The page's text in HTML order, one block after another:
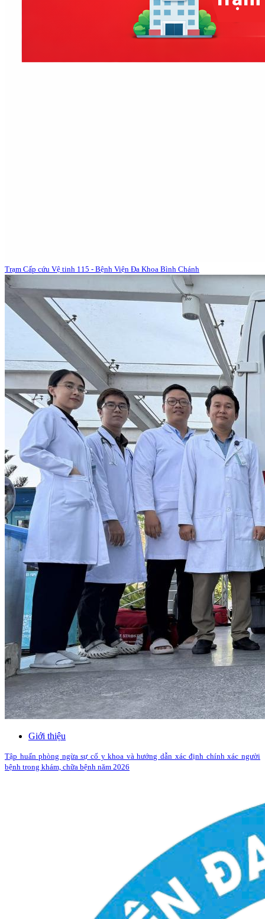
Trạm Cấp cứu Vệ tinh 115 - Bệnh Viện Đa Khoa Bình Chánh
Giới thiệu
Tập huấn phòng ngừa sự cố y khoa và hướng dẫn xác định chính xác người
bệnh trong khám, chữa bệnh năm 2026